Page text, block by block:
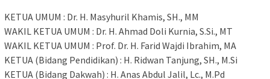
KETUA UMUM : Dr. H. Masyhuril Khamis, SH., MM
WAKIL KETUA UMUM : Dr. H. Ahmad Doli Kurnia, S.Si., MT
WAKIL KETUA UMUM : Prof. Dr. H. Farid Wajdi Ibrahim, MA
KETUA (Bidang Pendidikan) : H. Ridwan Tanjung, SH., M.Si
KETUA (Bidang Dakwah) : H. Anas Abdul Jalil, Lc., M.Pd